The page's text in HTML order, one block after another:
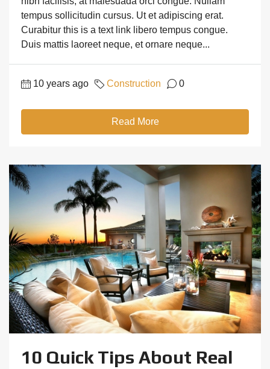
tempus sollicitudin cursus. Ut et adipiscing erat.
Curabitur this is a text link libero tempus congue.
Duis mattis laoreet neque, et ornare neque...
10 years ago Construction 0
Read More
10 Quick Tips About Real